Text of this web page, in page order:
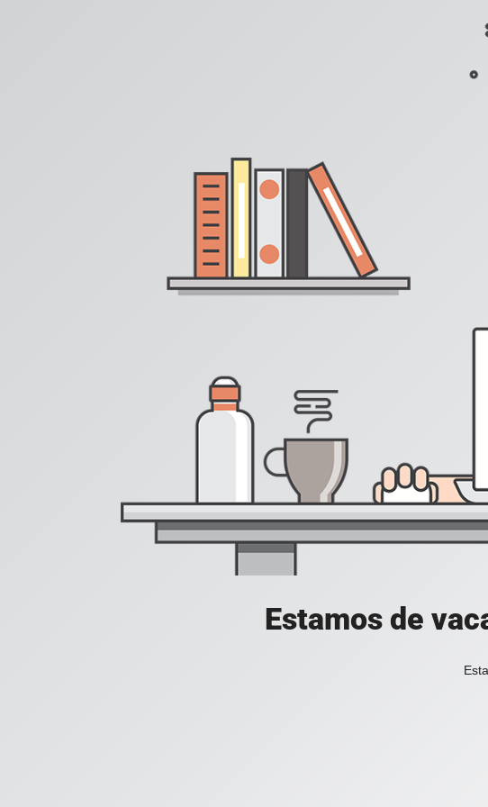
Estamos de